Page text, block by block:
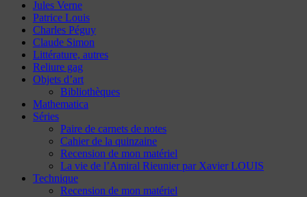
Jules Verne
Patrice Louis
Charles Péguy
Claude Simon
Littérature, autres
Reliure gag
Objets d’art
Bibliothèques
Mathematica
Séries
Paire de carnets de notes
Cahier de la quinzaine
Recension de mon matériel
La vie de l’Amiral Rieunier par Xavier LOUIS
Technique
Recension de mon matériel